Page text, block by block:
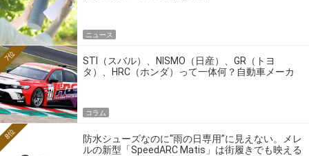
ニュース
STI（スバル）、NISMO（日産）、GR（トヨ
タ）、HRC（ホンダ）って一体何？自動車メーカ
7位
コラム
防水シューズなのに“雨の日専用”に見えない。メレ
ルの新型「SpeedARC Matis」は街履きでも映える
8位